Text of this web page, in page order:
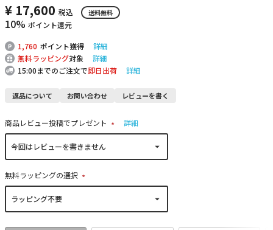
¥ 17,600 税込 送料無料
10% ポイント還元
1,760 ポイント獲得
詳細
無料ラッピング対象
詳細
15:00までのご注文で即日出荷 詳細
返品について お問い合わせ レビューを書く
商品レビュー投稿でプレゼント
(
詳細
無料ラッピングの選択
(